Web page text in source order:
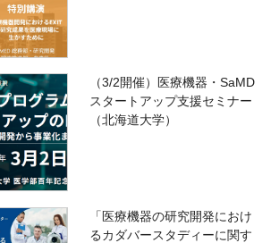
（3/2開催）医療機器・SaMD
スタートアップ支援セミナー
（北海道大学）
「医療機器の研究開発におけ
るカダバースタディーに関す